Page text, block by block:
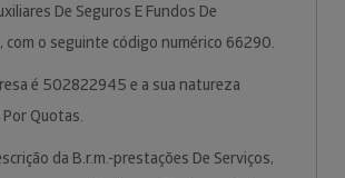
De Seguros E Fundos De
com o seguinte código numérico 66290.
é 502822945 e a sua natureza
Por Quotas.
da B.r.m.-prestações De Serviços,